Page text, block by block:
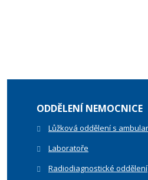
ODDĚLENÍ NEMOCNICE
Lůžková oddělení s
Laboratoře
Radiodiagnostické oddělení